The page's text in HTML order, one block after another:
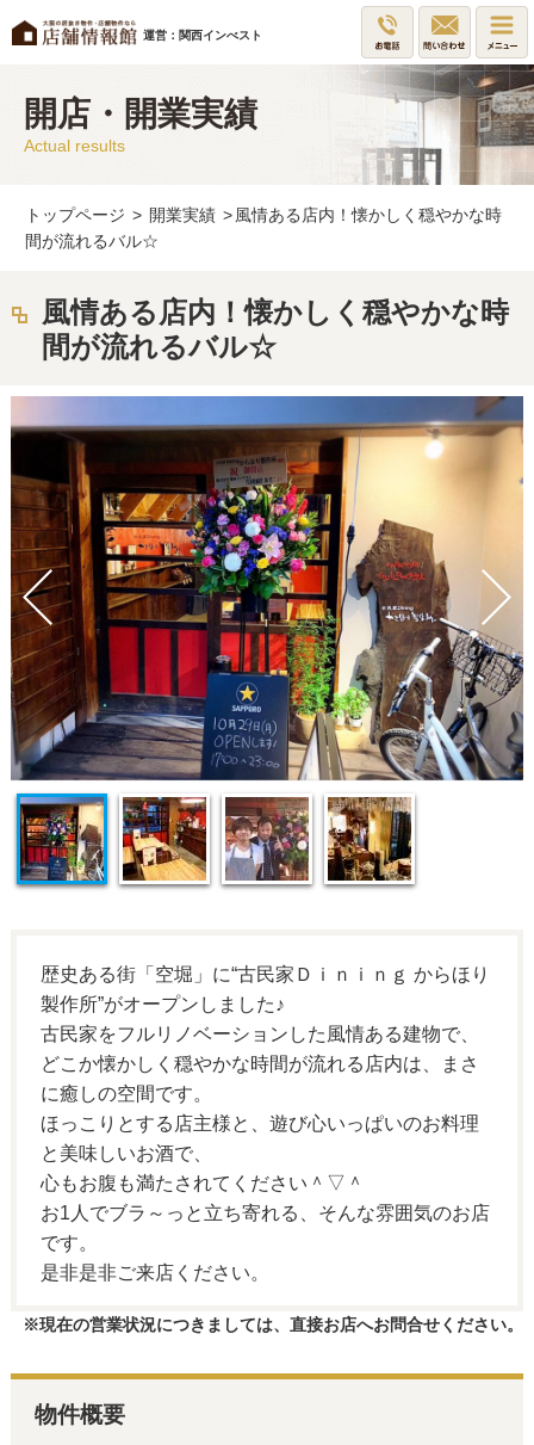
運営：関西インべスト
開店・開業実績
Actual results
トップページ > 開業実績 > 風情ある店内！懐かしく穏やかな時
間が流れるバル☆
風情ある店内！懐かしく穏やかな時
間が流れるバル☆
歴史ある街「空堀」に“古民家Ｄｉｎｉｎｇ からほり
製作所”がオープンしました♪
古民家をフルリノベーションした風情ある建物で、
どこか懐かしく穏やかな時間が流れる店内は、まさ
に癒しの空間です。
ほっこりとする店主様と、遊び心いっぱいのお料理
と美味しいお酒で、
心もお腹も満たされてください＾▽＾
お1人でブラ～っと立ち寄れる、そんな雰囲気のお店
です。
是非是非ご来店ください。
※現在の営業状況につきましては、直接お店へお問合せください。
物件概要